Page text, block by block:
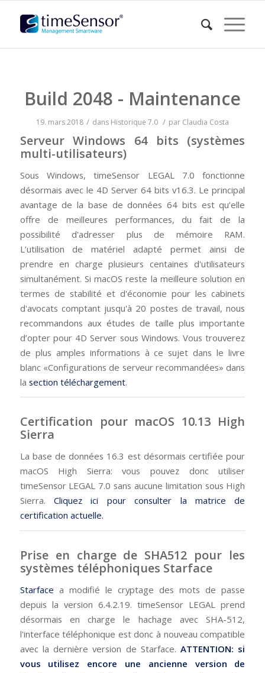
Build 2048 - Maintenance
19. mars 2018 / dans Historique 7.0 / par Claudia Costa
Serveur Windows 64 bits (systèmes
multi-utilisateurs)
Sous Windows, timeSensor LEGAL 7.0 fonctionne
désormais avec le 4D Server 64 bits v16.3. Le principal
avantage de la base de données 64 bits est qu’elle
offre de meilleures performances, du fait de la
possibilité d'adresser plus de mémoire RAM.
L’utilisation de matériel adapté permet ainsi de
prendre en charge plusieurs centaines d'utilisateurs
simultanément. Si macOS reste la meilleure solution en
termes de stabilité et d'économie pour les cabinets
d'avocats comptant jusqu'à 20 postes de travail, nous
recommandons aux études de taille plus importante
d’opter pour 4D Server sous Windows. Vous trouverez
de plus amples informations à ce sujet dans le livre
blanc «Configurations de serveur recommandées» dans
la section téléchargement.
Certification pour macOS 10.13 High
Sierra
La base de données 16.3 est désormais certifiée pour
macOS High Sierra: vous pouvez donc utiliser
timeSensor LEGAL 7.0 sans aucune limitation sous High
Sierra. Cliquez ici pour consulter la matrice de
certification actuelle.
Prise en charge de SHA512 pour les
systèmes téléphoniques Starface
Starface a modifié le cryptage des mots de passe
depuis la version 6.4.2.19. timeSensor LEGAL prend
désormais en charge le hachage avec SHA-512,
l'interface téléphonique est donc à nouveau compatible
avec la dernière version de Starface.ATTENTION: si
vous utilisez encore une ancienne version de